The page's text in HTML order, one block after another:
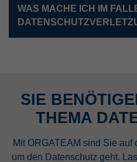
WAS MACHE ICH IM
SIE
THEMA
Mit ORGATEAM sind Sie
um den Datenschutz geht.